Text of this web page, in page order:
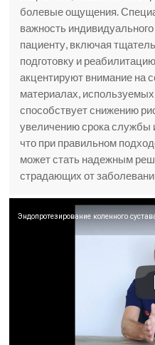
болевые ощущения.
важность
пациенту, включая
подготовку и
акцентируют внимание на
материалах,
способствует снижению
увеличению срока службы
что при правильном
может стать надежным
страдающих от
Эндопротезирование коленного